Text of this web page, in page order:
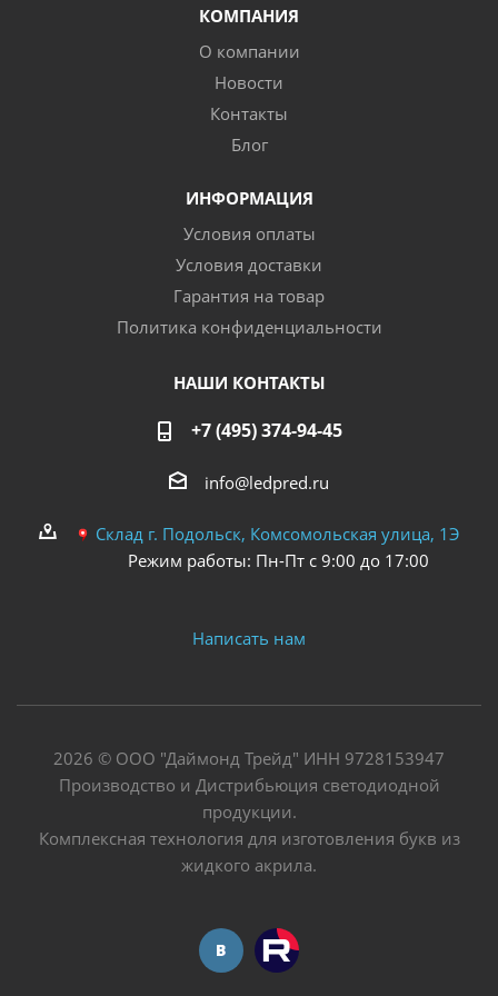
КОМПАНИЯ
О компании
Новости
Контакты
Блог
ИНФОРМАЦИЯ
Условия оплаты
Условия доставки
Гарантия на товар
Политика конфиденциальности
НАШИ КОНТАКТЫ
+7 (495) 374-94-45
info@ledpred.ru
Склад г. Подольск, Комсомольская улица, 1Э
Режим работы: Пн-Пт с 9:00 до 17:00
Написать нам
2026 © ООО "Даймонд Трейд" ИНН 9728153947
Производство и Дистрибьюция светодиодной
продукции.
Комплексная технология для изготовления букв из
жидкого акрила.